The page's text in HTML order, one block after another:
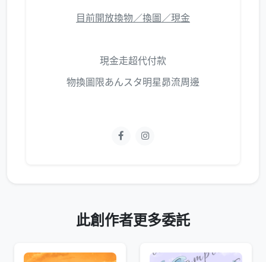
目前開放換物／換圖／現金
現金走超代付款
物換圖限あんスタ明星昴流周邊
此創作者更多委託